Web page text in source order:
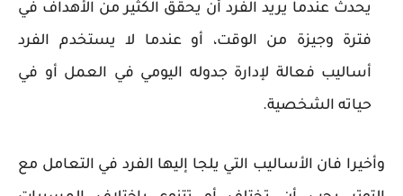
يحدث عندما يريد الفرد أن يحقق الكثير من الأهداف في
فترة وجيزة من الوقت، أو عندما لا يستخدم الفرد
أساليب فعالة لإدارة جدوله اليومي في العمل أو في
حياته الشخصية.
وأخيرا فان الأساليب التي يلجا إليها الفرد في التعامل مع